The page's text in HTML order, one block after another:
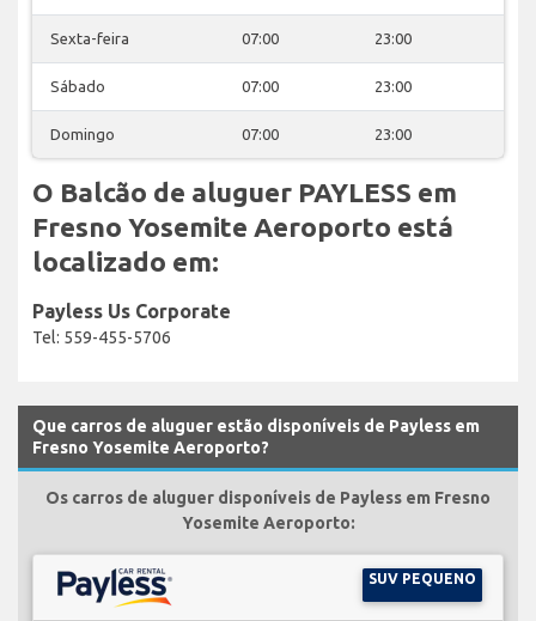
Sexta-feira 07:00 23:00
Sábado 07:00 23:00
Domingo 07:00 23:00
O Balcão de aluguer PAYLESS em
Fresno Yosemite Aeroporto está
localizado em:
Payless Us Corporate
Tel: 559-455-5706
Que carros de aluguer estão disponíveis de Payless em
Fresno Yosemite Aeroporto?
Os carros de aluguer disponíveis de Payless em Fresno
Yosemite Aeroporto:
SUV PEQUENO